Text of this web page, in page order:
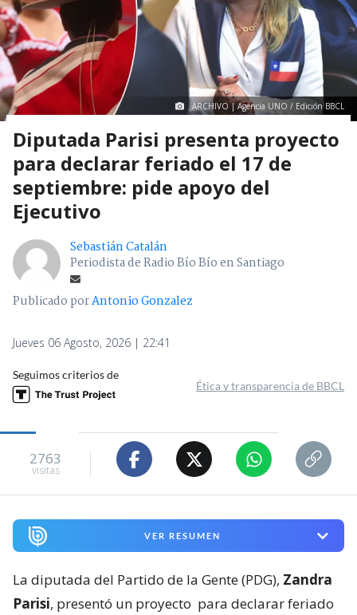
ARCHIVO | Agencia UNO / Edición BBCL
Diputada Parisi presenta proyecto
para declarar feriado el 17 de
septiembre: pide apoyo del
Ejecutivo
Sebastián Catalán
Periodista de Radio Bío Bío en Santiago
Publicado porAntonio Gonzalez
Jueves 06 Agosto, 2026 | 22:41
Seguimos criterios de
Ética y transparencia de BBCL
2763
visitas
VER RESUMEN
La diputada del Partido de la Gente (PDG), Zandra
Parisi, presentó un proyecto para declarar feriado